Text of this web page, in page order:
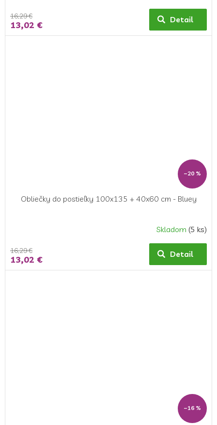
16,29 €
13,02 € Detail
–20 %
Obliečky do postieľky 100x135 + 40x60 cm - Bluey
Skladom (5 ks)
16,29 €
13,02 € Detail
–16 %